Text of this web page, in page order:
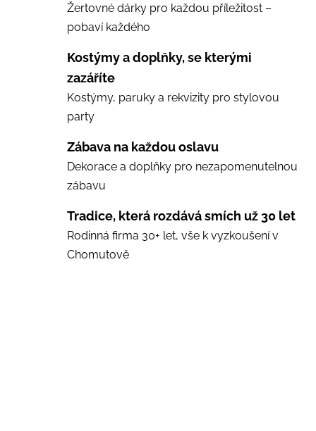
Žertovné dárky pro každou příležitost –
pobaví každého
Kostýmy a doplňky, se kterými
zazáříte
Kostýmy, paruky a rekvizity pro stylovou
party
Zábava na každou oslavu
Dekorace a doplňky pro nezapomenutelnou
zábavu
Tradice, která rozdává smích už 30 let
Rodinná firma 30+ let, vše k vyzkoušení v
Chomutově